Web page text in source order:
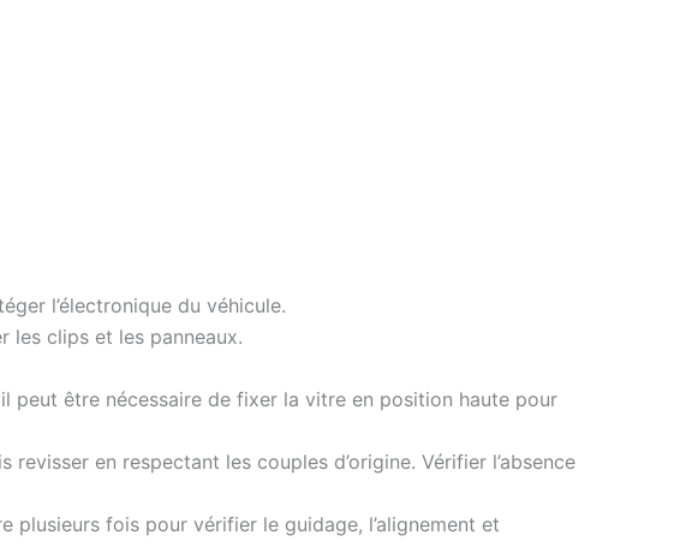
l’électronique du véhicule.
les clips et les panneaux.
peut être nécessaire de fixer la vitre en position haute pour
en respectant les couples d’origine. Vérifier l’absence
fois pour vérifier le guidage, l’alignement et